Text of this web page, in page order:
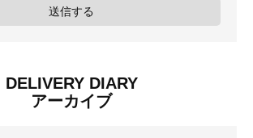
DELIVERY DIARY
アーカイブ